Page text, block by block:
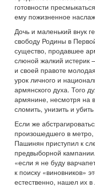
готовности
ему пожизненное
Дочь и маленький внук
свободу Родины в
существо, продавшее
слюной жалкий истерик
и своей правоте
урок личного и
армянского духа. Того
армянине, несмотря на
сломить, унизить и убить
Если же
произошедшего в метро,
Пашинян приступил к
предвыборной
«если я не буду
к поиску «виновников»
естественно, нашел их